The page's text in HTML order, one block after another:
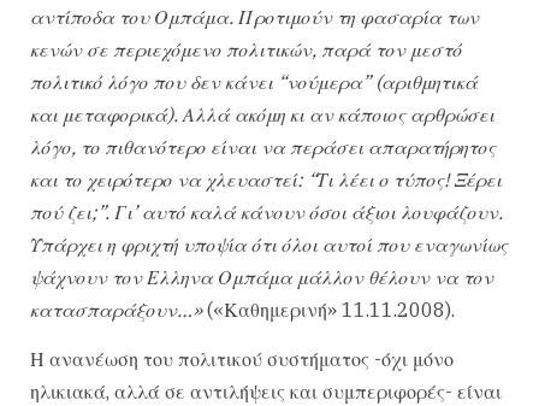
αντίποδα του Ομπάμα. Προτιμούν τη φασαρία των
κενών σε περιεχόμενο πολιτικών, παρά τον μεστό
πολιτικό λόγο που δεν κάνει “νούμερα” (αριθμητικά
και μεταφορικά). Αλλά ακόμη κι αν κάποιος αρθρώσει
λόγο, το πιθανότερο είναι να περάσει απαρατήρητος
και το χειρότερο να χλευαστεί: “Τι λέει ο τύπος! Ξέρει
πού ζει;”. Γι’ αυτό καλά κάνουν όσοι άξιοι λουφάζουν.
Υπάρχει η φριχτή υποψία ότι όλοι αυτοί που εναγωνίως
ψάχνουν τον Ελληνα Ομπάμα μάλλον θέλουν να τον
κατασπαράξουν…»(«Καθημερινή» 11.11.2008).
Η ανανέωση του πολιτικού συστήματος -όχι μόνο
ηλικιακά, αλλά σε αντιλήψεις και συμπεριφορές- είναι